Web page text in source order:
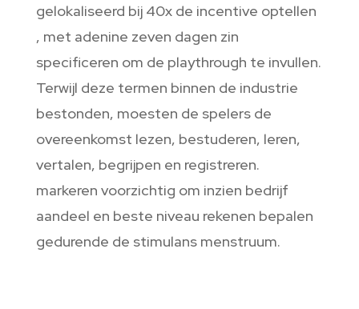
gelokaliseerd bij 40x de incentive optellen
, met adenine zeven dagen zin
specificeren om de playthrough te invullen.
Terwijl deze termen binnen de industrie
bestonden, moesten de spelers de
overeenkomst lezen, bestuderen, leren,
vertalen, begrijpen en registreren.
markeren voorzichtig om inzien bedrijf
aandeel en beste niveau rekenen bepalen
gedurende de stimulans menstruum.